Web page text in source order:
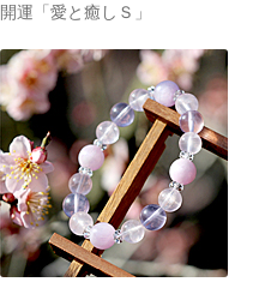
開運「愛と癒しＳ」